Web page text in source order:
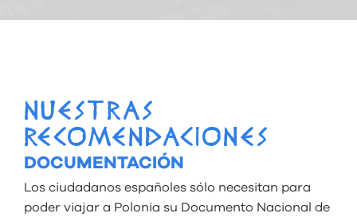
NUESTRAS
RECOMENDACIONES
DOCUMENTACIÓN
Los ciudadanos españoles sólo necesitan para
poder viajar a Polonia su Documento Nacional de